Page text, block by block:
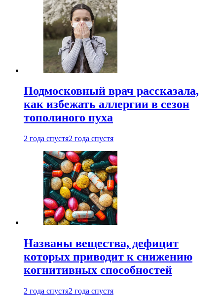
Подмосковный врач рассказала,
как избежать аллергии в сезон
тополиного пуха
2 года спустя2 года спустя
Названы вещества, дефицит
которых приводит к снижению
когнитивных способностей
2 года спустя2 года спустя